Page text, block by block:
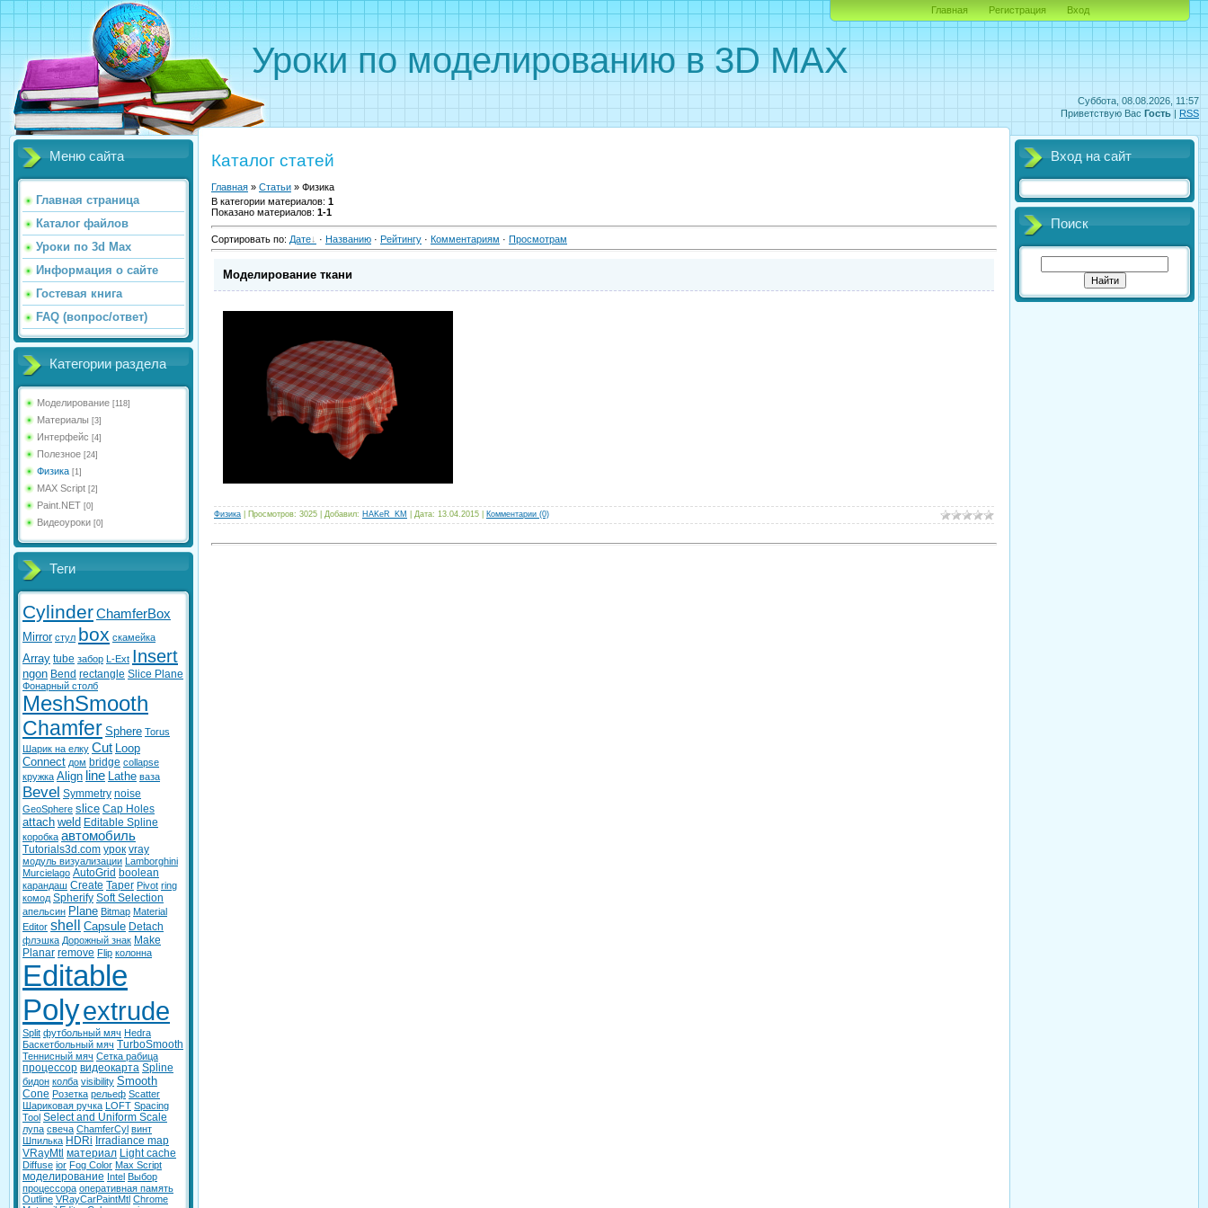
Суббота, 08.08.2026, 11:57
Приветствую Вас Гость | RSS
Уроки по моделированию в 3D MAX
Главная Регистрация Вход
Меню сайта
Главная страница
Каталог файлов
Уроки по 3d Max
Информация о сайте
Гостевая книга
FAQ (вопрос/ответ)
Категории раздела
Моделирование [118]
Материалы [3]
Интерфейс [4]
Полезное [24]
Физика [1]
MAX Script [2]
Paint.NET [0]
Видеоуроки [0]
Теги
CylinderChamferBox
Mirror стул box скамейка
Array tube забор L-Ext Insert
ngon Bend rectangle Slice Plane
Фонарный столб
MeshSmooth
Chamfer Sphere Torus
Шарик на елку Cut Loop
Connect дом bridge collapse
кружка Align line Lathe ваза
Bevel Symmetry noise
GeoSphere slice Cap Holes
attach weld Editable Spline
коробка автомобиль
Tutorials3d.com урок vray
модуль визуализации Lamborghini
Murcielago AutoGrid boolean
карандаш Create Taper Pivot ring
комод Spherify Soft Selection
апельсин Plane Bitmap Material
Editor shell Capsule Detach
флэшка Дорожный знак Make
Planar remove Flip колонна
Editable
Polyextrude
Split футбольный мяч Hedra
Баскетбольный мяч TurboSmooth
Теннисный мяч Сетка рабица
процессор видеокарта Spline
бидон колба visibility Smooth
Cone Розетка рельеф Scatter
Шариковая ручка LOFT Spacing
Tool Select and Uniform Scale
лупа свеча ChamferCyl винт
Шпилька HDRi Irradiance map
VRayMtl материал Light cache
Diffuse ior Fog Color Max Script
моделирование Intel Выбор
процессора оперативная память
Outline VRayCarPaintMtl Chrome
Каталог статей
Главная » Статьи » Физика
В категории материалов: 1
Показано материалов: 1-1
Сортировать по: Дате · Названию · Рейтингу · Комментариям · Просмотрам
Моделирование ткани
Физика Просмотров: 3025 Добавил: HAKeR_KM Дата: 13.04.2015 Комментарии (0)
Вход на сайт
Поиск